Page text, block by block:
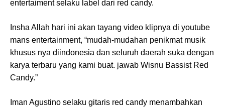
entertaiment selaku label dari red candy.
Insha Allah hari ini akan tayang video klipnya di youtube
mans entertainment, “mudah-mudahan penikmat musik
khusus nya diindonesia dan seluruh daerah suka dengan
karya terbaru yang kami buat. jawab Wisnu Bassist Red
Candy.”
Iman Agustino selaku gitaris red candy menambahkan